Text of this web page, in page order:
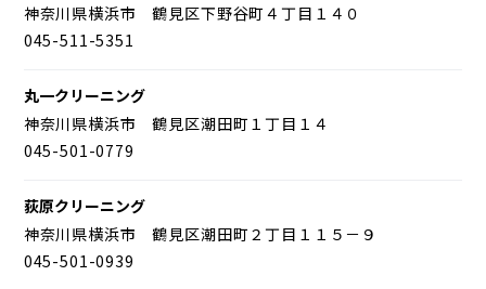
神奈川県横浜市 鶴見区下野谷町４丁目１４０
045-511-5351
丸一クリーニング
神奈川県横浜市 鶴見区潮田町１丁目１４
045-501-0779
荻原クリーニング
神奈川県横浜市 鶴見区潮田町２丁目１１５－９
045-501-0939